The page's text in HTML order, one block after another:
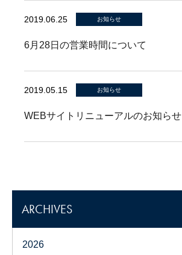
2019.06.25 お知らせ
6月28日の営業時間について
2019.05.15 お知らせ
WEBサイトリニューアルのお知らせ
ARCHIVES
2026